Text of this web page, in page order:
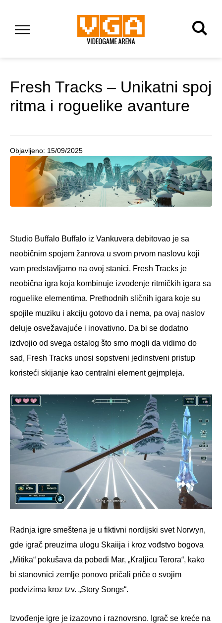
Fresh Tracks – Unikatni spoj
ritma i roguelike avanture
Objavljeno: 15/09/2025
Studio Buffalo Buffalo iz Vankuvera debitovao je sa
neobičnim spojem žanrova u svom prvom naslovu koji
vam predstavljamo na ovoj stanici. Fresh Tracks je
neobična igra koja kombinuje izvođenje ritmičkih igara sa
roguelike elementima. Prethodnih sličnih igara koje su
spojile muziku i akciju gotovo da i nema, pa ovaj naslov
deluje osvežavajuće i inovativno. Da bi se dodatno
izdvojio od svega ostalog što smo mogli da vidimo do
sad, Fresh Tracks unosi sopstveni jedinstveni pristup
koristeći skijanje kao centralni element gejmpleja.
Radnja igre smeštena je u fiktivni nordijski svet Norwyn,
gde igrač preuzima ulogu Skaiija i kroz vođstvo bogova
„Mitika“ pokušava da pobedi Mar, „Kraljicu Terora“, kako
bi stanovnici zemlje ponovo pričali priče o svojim
podvizima kroz tzv. „Story Songs“.
Izvođenje igre je izazovno i raznovrsno. Igrač se kreće na